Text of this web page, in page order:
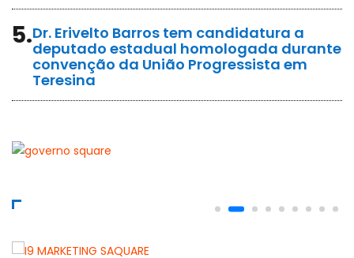
5.Dr. Erivelto Barros tem candidatura a
deputado estadual homologada durante
convenção da União Progressista em
Teresina